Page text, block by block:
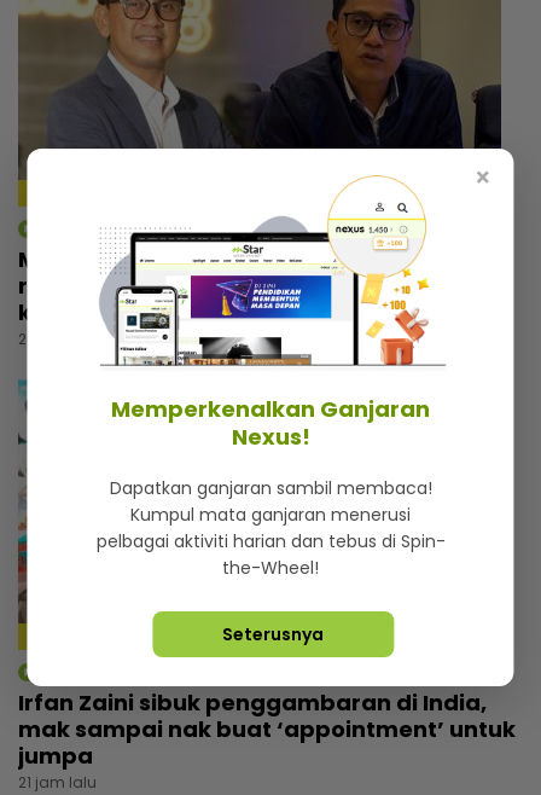
mStar | Hiburan
Macam tak percaya umur dah 57 tahun,
rupanya ini amalan mudah Rashdan Baba
kekal awet muda
20 jam lalu
Irfan Zaini sibuk penggambaran di India,
mak sampai nak buat ‘appointment’ untuk
jumpa
21 jam lalu
×
Memperkenalkan Ganjaran
Nexus!
Dapatkan ganjaran sambil membaca!
Kumpul mata ganjaran menerusi
pelbagai aktiviti harian dan tebus di Spin-
the-Wheel!
Seterusnya